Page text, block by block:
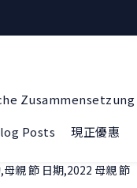
Zusammensetzung
Posts 現正優惠